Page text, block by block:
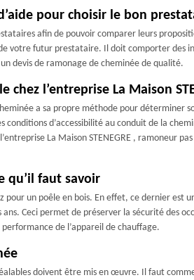
pour choisir le bon
afin de pouvoir comparer leurs
votre futur prestataire. Il doit comporter des
devis de ramonage de cheminée de qualité.
l’entreprise La Maison
a sa propre méthode pour déterminer
conditions d’accessibilité au conduit de la
La Maison STENEGRE , ramoneur
qu’il faut savoir
un poêle en bois. En effet, ce dernier
Ceci permet de préserver la sécurité des
de l’appareil de chauffage.
doivent être mis en œuvre. Il faut